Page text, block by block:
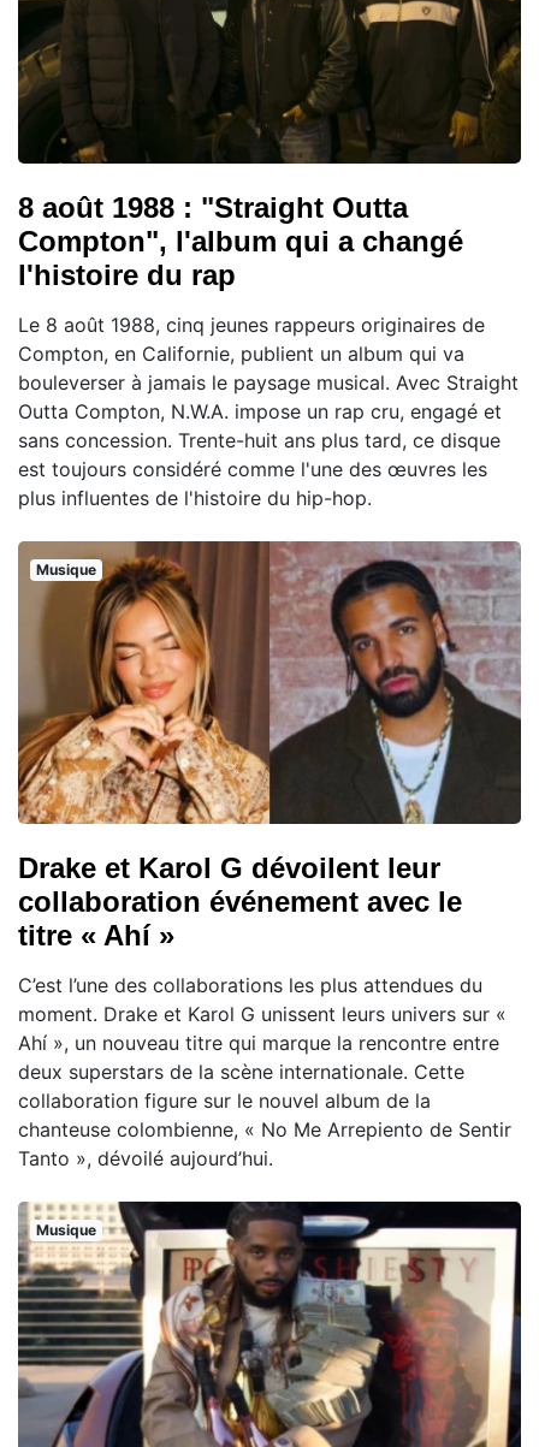
8 août 1988 : "Straight Outta
Compton", l'album qui a changé
l'histoire du rap
Le 8 août 1988, cinq jeunes rappeurs originaires de
Compton, en Californie, publient un album qui va
bouleverser à jamais le paysage musical. Avec Straight
Outta Compton, N.W.A. impose un rap cru, engagé et
sans concession. Trente-huit ans plus tard, ce disque
est toujours considéré comme l'une des œuvres les
plus influentes de l'histoire du hip-hop.
Musique
Drake et Karol G dévoilent leur
collaboration événement avec le
titre « Ahí »
C’est l’une des collaborations les plus attendues du
moment. Drake et Karol G unissent leurs univers sur «
Ahí », un nouveau titre qui marque la rencontre entre
deux superstars de la scène internationale. Cette
collaboration figure sur le nouvel album de la
chanteuse colombienne, « No Me Arrepiento de Sentir
Tanto », dévoilé aujourd’hui.
Musique